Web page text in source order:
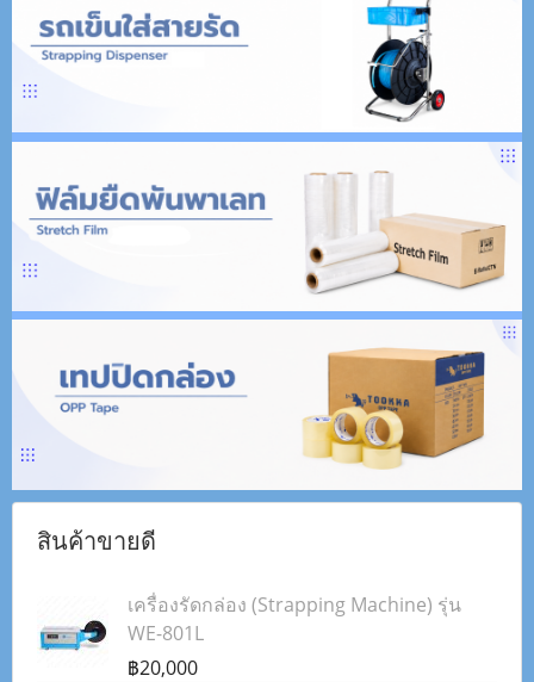
สินค้าขายดี
เครื่องรัดกล่อง (Strapping Machine) รุ่น
WE-801L
฿20,000